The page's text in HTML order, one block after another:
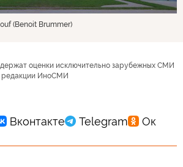
(Benoit Brummer)
оценки исключительно зарубежных СМИ
редакции ИноСМИ